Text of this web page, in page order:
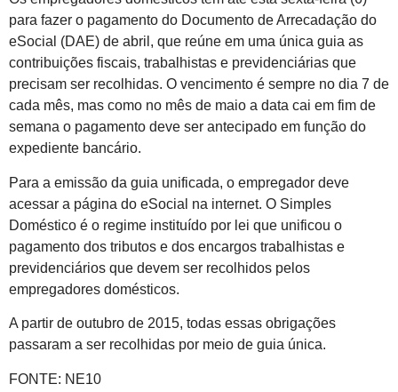
para fazer o pagamento do Documento de Arrecadação do
eSocial (DAE) de abril, que reúne em uma única guia as
contribuições fiscais, trabalhistas e previdenciárias que
precisam ser recolhidas. O vencimento é sempre no dia 7 de
cada mês, mas como no mês de maio a data cai em fim de
semana o pagamento deve ser antecipado em função do
expediente bancário.
Para a emissão da guia unificada, o empregador deve
acessar a página do eSocial na internet. O Simples
Doméstico é o regime instituído por lei que unificou o
pagamento dos tributos e dos encargos trabalhistas e
previdenciários que devem ser recolhidos pelos
empregadores domésticos.
A partir de outubro de 2015, todas essas obrigações
passaram a ser recolhidas por meio de guia única.
FONTE: NE10